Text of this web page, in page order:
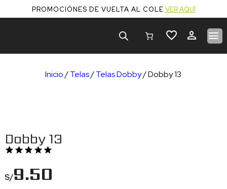
PROMOCIÓNES DE VUELTA AL COLE VER AQUÍ
Búsqueda
de
Inicio/Telas/Telas Dobby/ Dobby 13
Dobby 13
S/9.50